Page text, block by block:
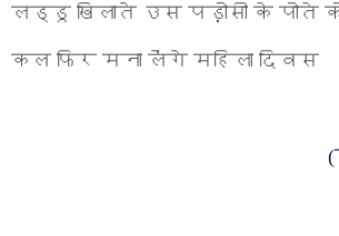
लड्डू खिलाते उस पड़ोसी के पोते
कल फिर मना लेंगे महिला दिवस
(